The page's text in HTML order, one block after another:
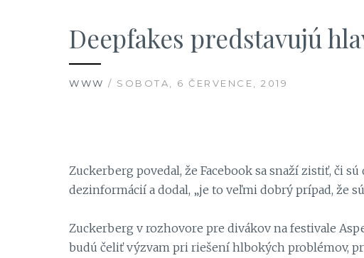
Deepfakes predstavujú
WWW / SOBOTA, 6 ČERVENCE, 2019
Zuckerberg povedal, že Facebook sa snaží zistiť, či
dezinformácií a dodal, „je to veľmi dobrý prípad, že
Zuckerberg v rozhovore pre divákov na festivale
budú čeliť výzvam pri riešení hlbokých problémov,